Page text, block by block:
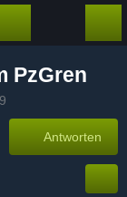
PzGren
Antworten